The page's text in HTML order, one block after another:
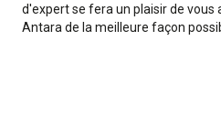
d'expert se fera un plaisir de vous
Antara de la meilleure façon